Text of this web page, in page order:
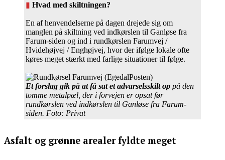
▮ Hvad med skiltningen?
En af henvendelserne på dagen drejede sig om
manglen på skiltning ved indkørslen til Ganløse fra
Farum-siden og ind i rundkørslen Farumvej /
Hvidehøjvej / Enghøjvej, hvor der ifølge lokale ofte
køres meget stærkt med farlige situationer til følge.
Et forslag gik på at få sat et advarselsskilt op på den
tomme metalpæl, der i forvejen er opsat før
rundkørslen ved indkørslen til Ganløse fra Farum-
siden. Foto: Privat
Asfalt og grønne arealer fyldte meget